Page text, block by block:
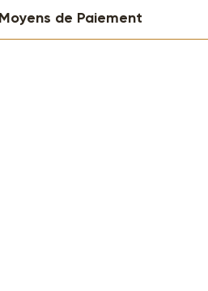
Moyens de Paiement